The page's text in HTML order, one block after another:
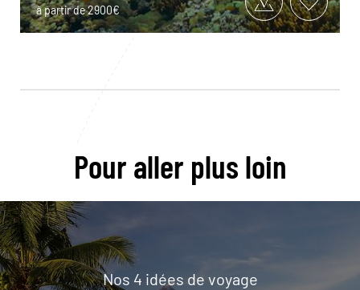
à partir de 2900€
Pour aller plus loin
Nos 4 idées de voyage